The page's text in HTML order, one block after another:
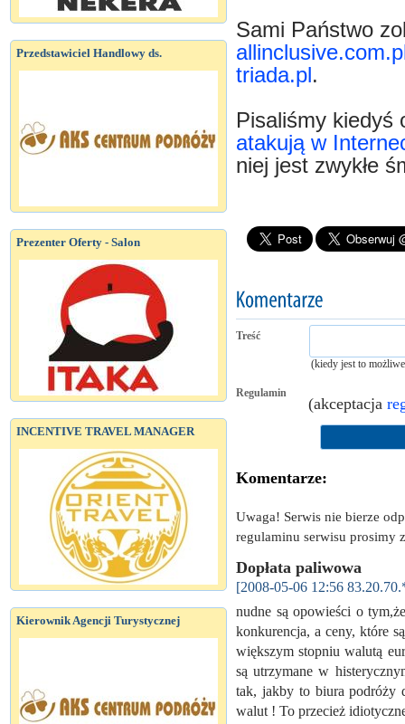
Przedstawiciel Handlowy ds.
Prezenter Oferty - Salon
INCENTIVE TRAVEL MANAGER
Kierownik Agencji Turystycznej
Sami Państwo
triada.pl.
Pisaliśmy kiedyś
atakują w
niej jest zwykłe
Treść
(kiedy jest to
Regulamin
(akceptacja
Komentarze:
Uwaga! Serwis nie bierze
regulaminu serwisu prosimy
Dopłata paliwowa
[2008-05-06 12:56
nudne są opowieści o
konkurencja, a ceny, które
większym stopniu walutą
są utrzymane w
tak, jakby to biura podróży
walut ! To przecież